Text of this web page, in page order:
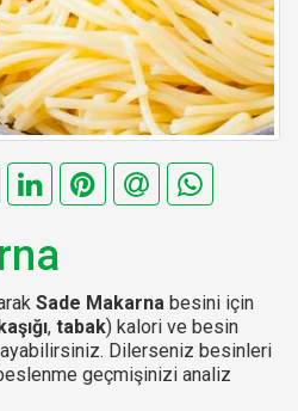
Sade Makarna besini için
, tabak) kalori ve besin
Dilerseniz besinleri
geçmişinizi analiz